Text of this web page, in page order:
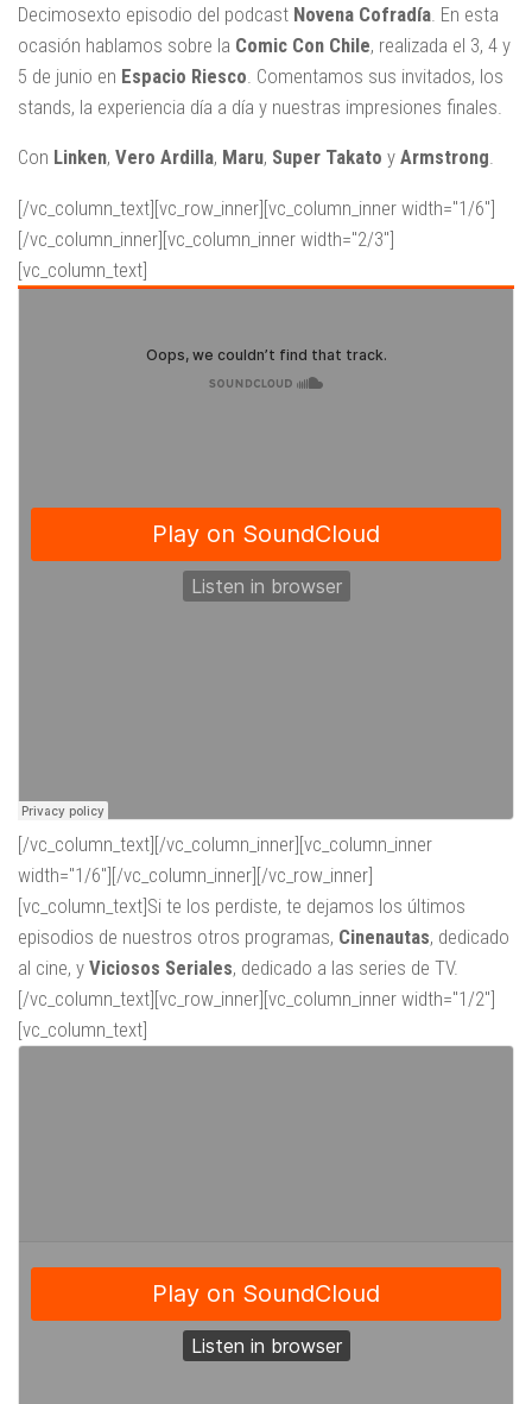
Decimosexto episodio del podcast Novena Cofradía . En esta
ocasión hablamos sobre la Comic Con Chile, realizada el 3, 4 y
5 de junio en Espacio Riesco . Comentamos sus invitados, los
stands, la experiencia día a día y nuestras impresiones finales.
Con Linken, Vero Ardilla, Maru, Super Takato y Armstrong.
[/vc_column_text][vc_row_inner][vc_column_inner width="1/6"]
[/vc_column_inner][vc_column_inner width="2/3"]
[vc_column_text]
[/vc_column_text][/vc_column_inner][vc_column_inner
width="1/6"][/vc_column_inner][/vc_row_inner]
[vc_column_text]Si te los perdiste, te dejamos los últimos
episodios de nuestros otros programas, Cinenautas, dedicado
al cine, y Viciosos Seriales, dedicado a las series de TV.
[/vc_column_text][vc_row_inner][vc_column_inner width="1/2"]
[vc_column_text]